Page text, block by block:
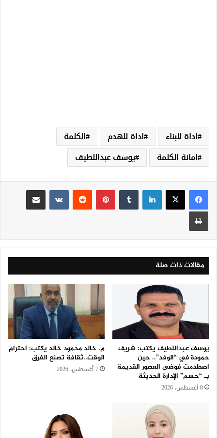
اداة للبناء اداة للهدم
الكلمة
امانة الكلمة
يوسف عبداللطيف
لينكدإن بينتيريست
مقالات ذات صلة
يوسف عبداللطيف يكتب: شريف
حمودة في “الوفد”.. حين
اصطدمت فوضى العصور القديمة
بـ “حسم” الإدارة الحديثة
8 أغسطس، 2026
م. خالد محمود خالد يكتب: احترام
الوقت..ثقافة تصنع الفرق
7 أغسطس، 2026